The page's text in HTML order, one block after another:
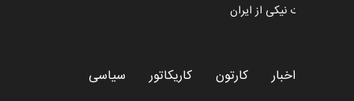
طراوت نیکی از ایران
اخبار کارتون کاریکاتور سیاسی